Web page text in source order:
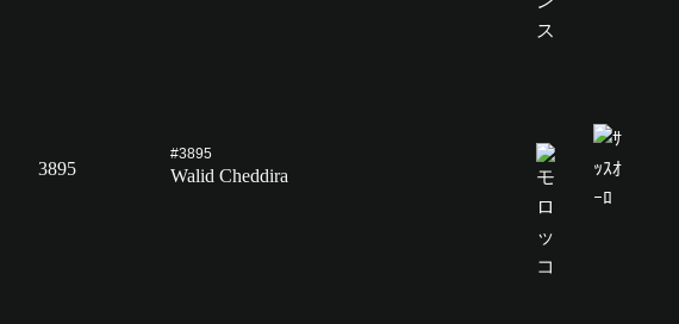
3895
#3895
Walid Cheddira